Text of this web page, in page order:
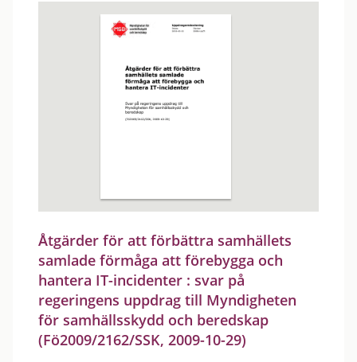
Åtgärder för att förbättra samhällets
samlade förmåga att förebygga och
hantera IT-incidenter : svar på
regeringens uppdrag till Myndigheten
för samhällsskydd och beredskap
(Fö2009/2162/SSK, 2009-10-29)